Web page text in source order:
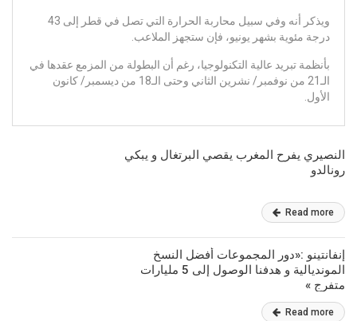
ويذكر أنه وفي سبيل محاربة الحرارة التي تصل في قطر إلى 43
درجة مئوية بشهر يونيو، فإن ستجهز الملاعب.
بأنظمة تبريد عالية التكنولوجيا، رغم أن البطولة من المزمع عقدها في
الـ21 من نوفمبر/ نشرين الثاني وحتى الـ18 من ديسمبر/ كانون
الأول.
النصيري يفرح المغرب يقصي البرتغال و يبكي
رونالدو
Read more
إنفانتينو :«دور المجموعات أفضل النسخ
المونديالية و هدفنا الوصول إلى 5 مليارات
متفرج »
Read more